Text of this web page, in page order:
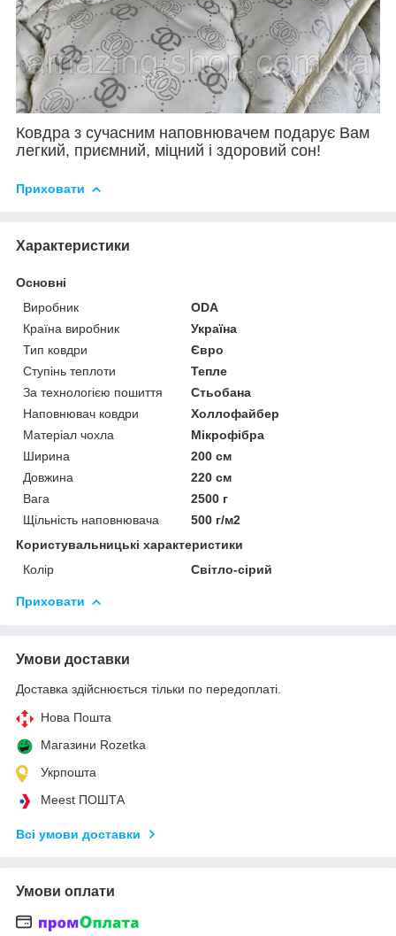
Ковдра з сучасним наповнювачем подарує Вам
легкий, приємний, міцний і здоровий сон!
Приховати
Характеристики
Основні
Виробник
ODA
Країна виробник
Україна
Тип ковдри
Євро
Ступінь теплоти
Тепле
За технологією пошиття
Стьобана
Наповнювач ковдри
Холлофайбер
Матеріал чохла
Мікрофібра
Ширина
200 см
Довжина
220 см
Вага
2500 г
Щільність наповнювача
500 г/м2
Користувальницькі характеристики
Колір
Світло-сірий
Приховати
Умови доставки
Доставка здійснюється тільки по передоплаті.
Нова Пошта
Магазини Rozetka
Укрпошта
Meest ПОШТА
Всі умови доставки
Умови оплати